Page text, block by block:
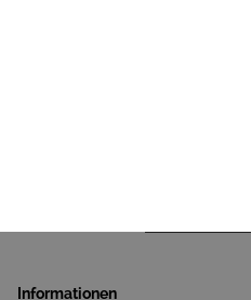
Informationen